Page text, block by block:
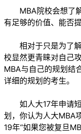
MBA院校会想了解
有足够的价值、能否
相对于只是为了解
校显然更青睐对自己
MBA与自己的规划结
详细的规划的考生。
如人大17年申请短
划，你认为人大MBA
19年“如果您被复旦